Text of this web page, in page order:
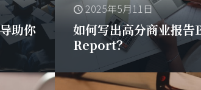
助你
2025年5月11日
如何写出高分商业报
Report？